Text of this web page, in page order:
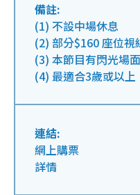
備註:
(1) 不設中場休息
(2) 部分$160 座位視
(3) 本節目有閃光場
(4) 最適合3歲或以上
連結:
網上購票
詳情